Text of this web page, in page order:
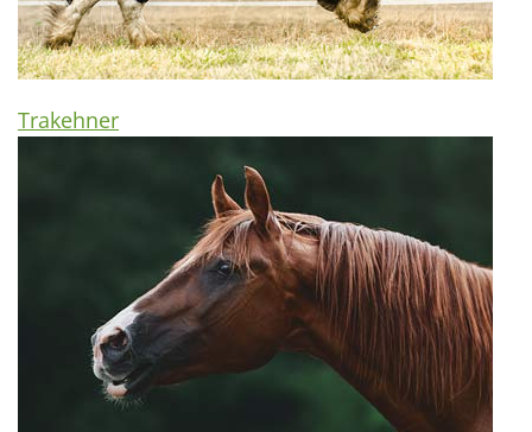
Trakehner